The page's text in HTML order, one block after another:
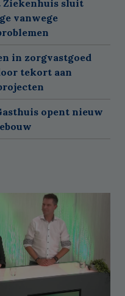
Ziekenhuis sluit
vanwege
in zorgvastgoed
tekort aan
opent nieuw